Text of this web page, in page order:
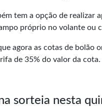
tem a opção de realizar
próprio no volante ou
agora as cotas de bolão
de 35% do valor da cota.
sorteia nesta